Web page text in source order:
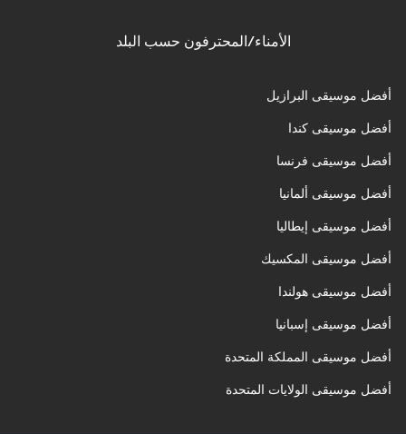
الأمناء/المحترفون حسب البلد
أفضل موسيقى البرازيل
أفضل موسيقى كندا
أفضل موسيقى فرنسا
أفضل موسيقى ألمانيا
أفضل موسيقى إيطاليا
أفضل موسيقى المكسيك
أفضل موسيقى هولندا
أفضل موسيقى إسبانيا
أفضل موسيقى المملكة المتحدة
أفضل موسيقى الولايات المتحدة